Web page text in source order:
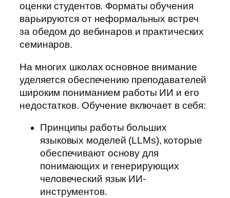
оценки студентов. Форматы обучения
варьируются от неформальных встреч
за обедом до вебинаров и практических
семинаров.
На многих школах основное внимание
уделяется обеспечению преподавателей
широким пониманием работы ИИ и его
недостатков. Обучение включает в себя:
Принципы работы больших
языковых моделей (LLMs), которые
обеспечивают основу для
понимающих и генерирующих
человеческий язык ИИ-
инструментов.